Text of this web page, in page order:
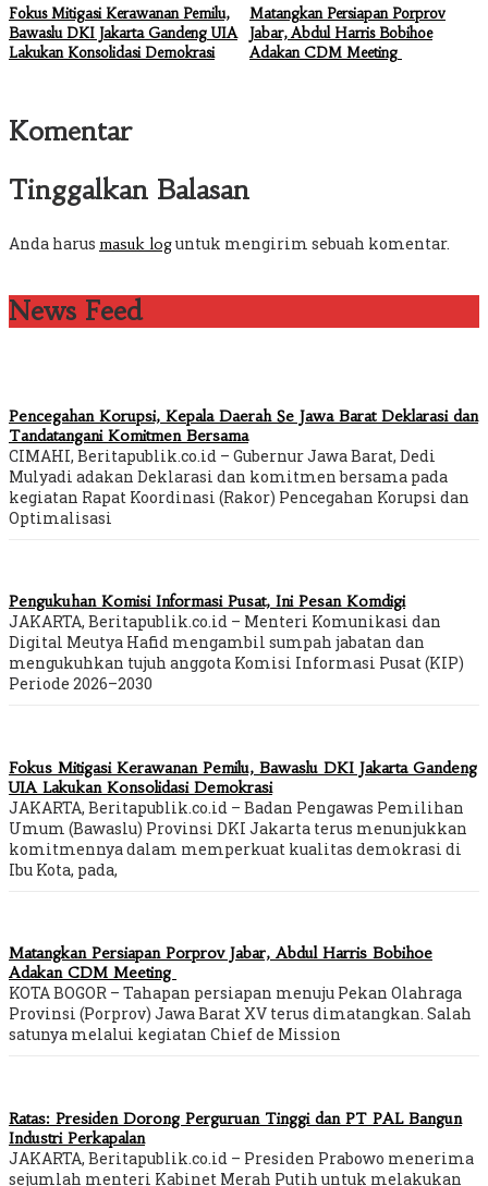
Fokus Mitigasi Kerawanan Pemilu,
Bawaslu DKI Jakarta Gandeng UIA
Lakukan Konsolidasi Demokrasi
Matangkan Persiapan Porprov
Jabar, Abdul Harris Bobihoe
Adakan CDM Meeting
Komentar
Tinggalkan Balasan
Anda harus masuk loguntuk mengirim sebuah komentar.
News Feed
Pencegahan Korupsi, Kepala Daerah Se Jawa Barat Deklarasi dan
Tandatangani Komitmen Bersama
CIMAHI, Beritapublik.co.id – Gubernur Jawa Barat, Dedi
Mulyadi adakan Deklarasi dan komitmen bersama pada
kegiatan Rapat Koordinasi (Rakor) Pencegahan Korupsi dan
Optimalisasi
Pengukuhan Komisi Informasi Pusat, Ini Pesan Komdigi
JAKARTA, Beritapublik.co.id – Menteri Komunikasi dan
Digital Meutya Hafid mengambil sumpah jabatan dan
mengukuhkan tujuh anggota Komisi Informasi Pusat (KIP)
Periode 2026–2030
Fokus Mitigasi Kerawanan Pemilu, Bawaslu DKI Jakarta Gandeng
UIA Lakukan Konsolidasi Demokrasi
JAKARTA, Beritapublik.co.id – Badan Pengawas Pemilihan
Umum (Bawaslu) Provinsi DKI Jakarta terus menunjukkan
komitmennya dalam memperkuat kualitas demokrasi di
Ibu Kota, pada,
Matangkan Persiapan Porprov Jabar, Abdul Harris Bobihoe
Adakan CDM Meeting
KOTA BOGOR – Tahapan persiapan menuju Pekan Olahraga
Provinsi (Porprov) Jawa Barat XV terus dimatangkan. Salah
satunya melalui kegiatan Chief de Mission
Ratas: Presiden Dorong Perguruan Tinggi dan PT PAL Bangun
Industri Perkapalan
JAKARTA, Beritapublik.co.id – Presiden Prabowo menerima
sejumlah menteri Kabinet Merah Putih untuk melakukan